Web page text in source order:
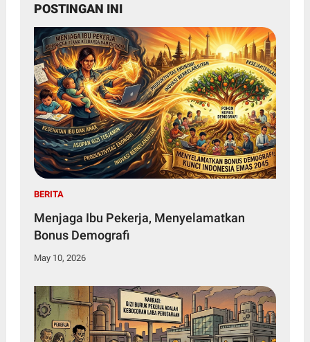
POSTINGAN INI
BERITA
Menjaga Ibu Pekerja, Menyelamatkan
Bonus Demografi
May 10, 2026